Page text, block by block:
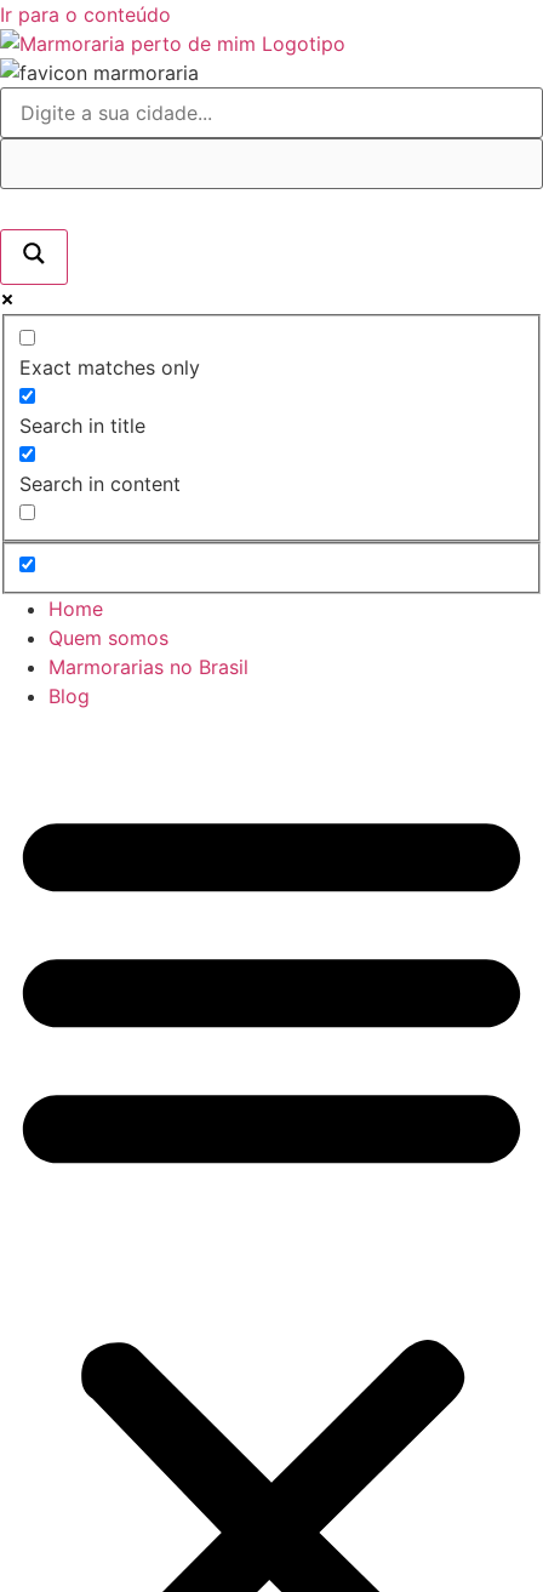
Ir para o conteúdo
Exact matches only
Search in title
Search in content
Home
Quem somos
Marmorarias no Brasil
Blog